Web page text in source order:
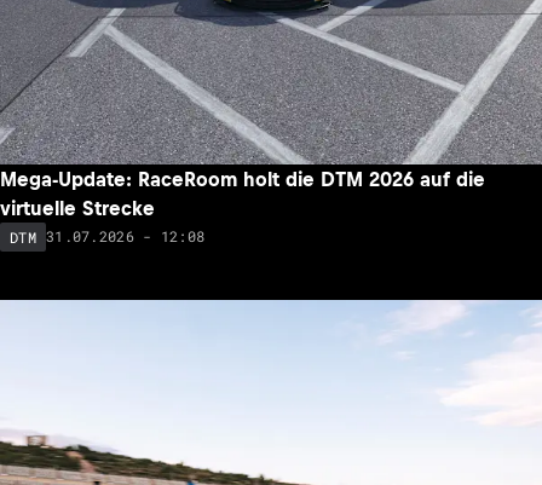
Mega-Update: RaceRoom holt die DTM 2026 auf die
virtuelle Strecke
DTM 31.07.2026 - 12:08